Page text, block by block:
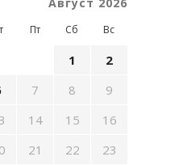
Август 2026
Пт Сб Вс
1
2
7 8
9
14 15
16
21 22
23